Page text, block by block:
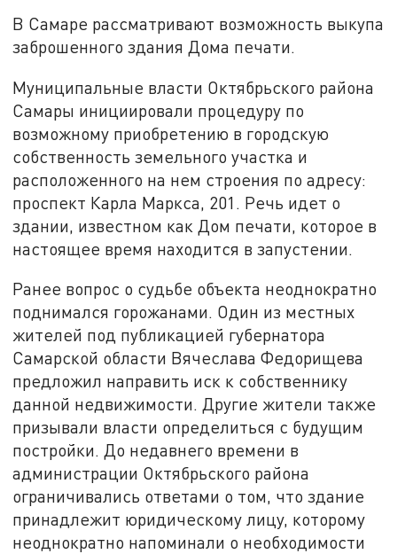
В Самаре рассматривают возможность выкупа
заброшенного здания Дома печати.
Муниципальные власти Октябрьского района
Самары инициировали процедуру по
возможному приобретению в городскую
собственность земельного участка и
расположенного на нем строения по адресу:
проспект Карла Маркса, 201. Речь идет о
здании, известном как Дом печати, которое в
настоящее время находится в запустении.
Ранее вопрос о судьбе объекта неоднократно
поднимался горожанами. Один из местных
жителей под публикацией губернатора
Самарской области Вячеслава Федорищева
предложил направить иск к собственнику
данной недвижимости. Другие жители также
призывали власти определиться с будущим
постройки. До недавнего времени в
администрации Октябрьского района
ограничивались ответами о том, что здание
принадлежит юридическому лицу, которому
неоднократно напоминали о необходимости